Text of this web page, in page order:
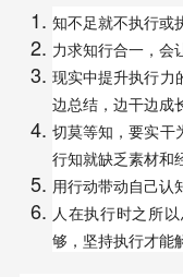
知不足就不执行或
力求知行合一，会
现实中提升执行力
边总结，边干边成
切莫等知，要实干
行知就缺乏素材和
用行动带动自己认
人在执行时之所
够，坚持执行才能